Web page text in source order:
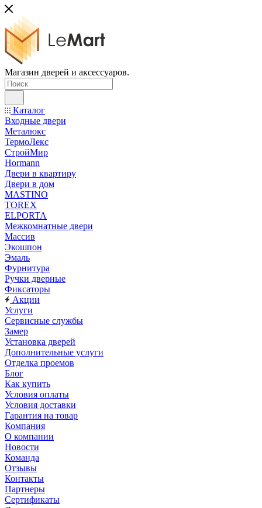
Магазин дверей и аксессуаров.
Каталог
Входные двери
Металюкс
ТермоЛекс
СтройМир
Hormann
Двери в квартиру
Двери в дом
MASTINO
TOREX
ELPORTA
Межкомнатные двери
Массив
Экошпон
Эмаль
Фурнитура
Ручки дверные
Фиксаторы
Акции
Услуги
Сервисные службы
Замер
Установка дверей
Дополнительные услуги
Отделка проемов
Блог
Как купить
Условия оплаты
Условия доставки
Гарантия на товар
Компания
О компании
Новости
Команда
Отзывы
Контакты
Партнеры
Сертификаты